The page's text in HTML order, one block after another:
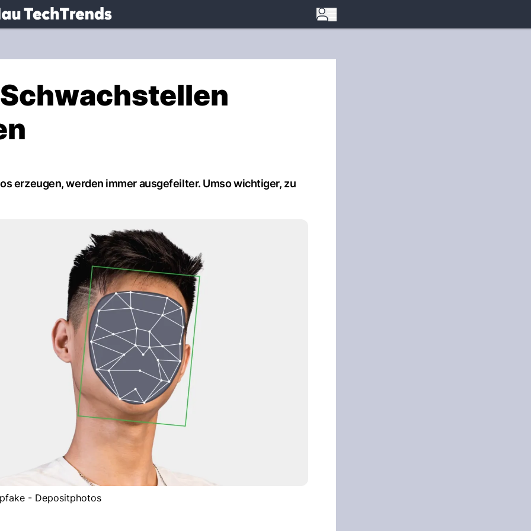
NAU.ch
erzeugen, werden immer ausgefeilter. Umso wichtiger, zu
- Depositphotos